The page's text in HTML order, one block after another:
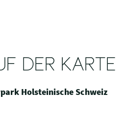
DER KARTE
Holsteinische Schweiz